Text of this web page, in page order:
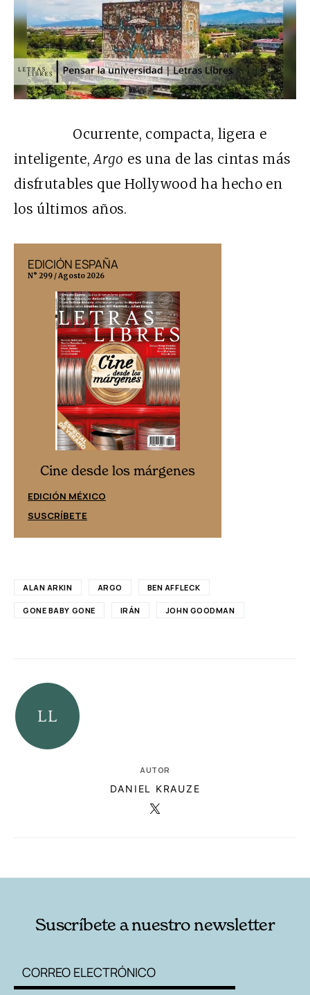
Ocurrente, compacta, ligera e
inteligente,Argo es una de las cintas más
disfrutables que Hollywood ha hecho en
los últimos años.
EDICIÓN ESPAÑA
N° 299 / Agosto 2026
Cine desde los márgenes
EDICIÓN MÉXICO
SUSCRÍBETE
ALAN ARKIN ARGO BEN AFFLECK
GONE BABY GONE IRÁN JOHN GOODMAN
AUTOR
DANIEL KRAUZE
Suscríbete a nuestro newsletter